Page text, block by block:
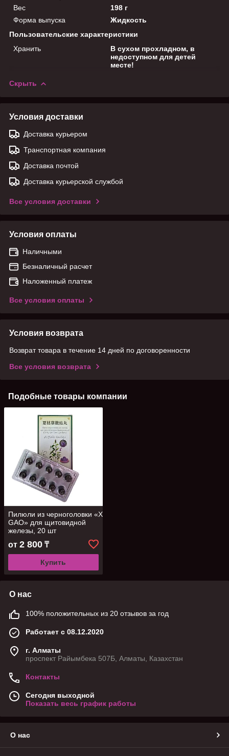
Вес
198 г
Форма выпуска
Жидкость
Пользовательские характеристики
Хранить
В сухом прохладном, в
недоступном для детей
месте!
Скрыть
Условия доставки
Доставка курьером
Транспортная компания
Доставка почтой
Доставка курьерской службой
Все условия доставки
Условия оплаты
Наличными
Безналичный расчет
Наложенный платеж
Все условия оплаты
Условия возврата
Возврат товара в течение 14 дней по договоренности
Все условия возврата
Подобные товары компании
Пилюли из черноголовки «XIAKUCAO
GAO» для щитовидной
железы, 20 шт
от 2 800 ₸
Купить
О нас
100% положительных из 20 отзывов за год
Работает с 08.12.2020
г. Алматы
проспект Райымбека 507Б, Алматы, Казахстан
Контакты
Сегодня выходной
Показать весь график работы
О нас